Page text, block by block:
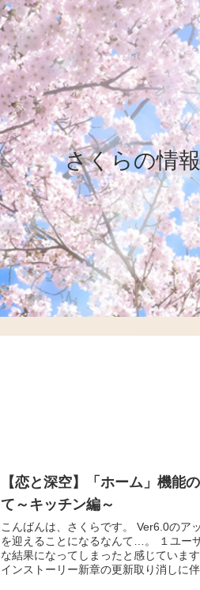
さくらの情
【恋と深空】「ホーム」機能
て～キッチン編～
こんばんは、さくらです。 Ver6.0のア
を迎えることになるなんて…。 １ユー
な結果になってしまったと感じていま
インストーリー新章の更新取り消しに